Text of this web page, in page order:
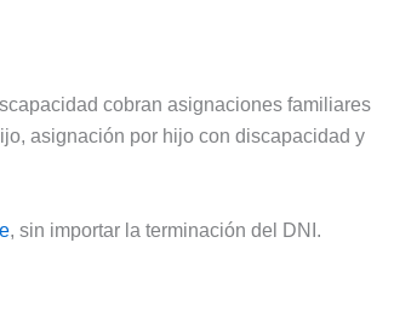
cobran asignaciones familiares
asignación por hijo con discapacidad y
, sin importar la terminación del DNI.